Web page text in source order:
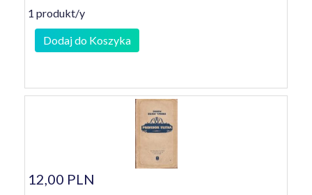
1 produkt/y
Dodaj do Koszyka
12,00 PLN